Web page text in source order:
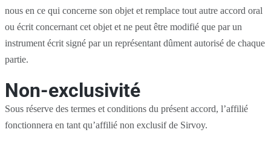
nous en ce qui concerne son objet et remplace tout autre accord oral
ou écrit concernant cet objet et ne peut être modifié que par un
instrument écrit signé par un représentant dûment autorisé de chaque
partie.
Non-exclusivité
Sous réserve des termes et conditions du présent accord, l’affilié
fonctionnera en tant qu’affilié non exclusif de Sirvoy.